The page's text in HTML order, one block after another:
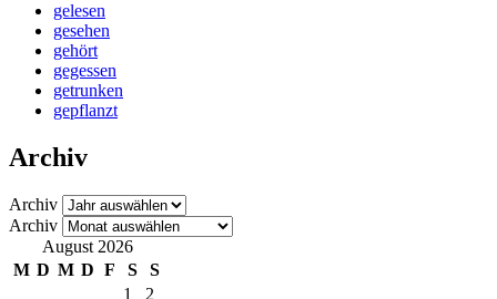
gelesen
gesehen
gehört
gegessen
getrunken
gepflanzt
Archiv
Archiv
Archiv
August 2026
M D M D F S
S
1
2